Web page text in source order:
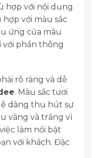
hợp với nội dung
với màu sắc
ứng của màu
phần thông
rõ ràng và dễ
. Màu sắc tươi
dàng thu hút sự
vàng và trắng vì
làm nổi bật
với khách. Đặc